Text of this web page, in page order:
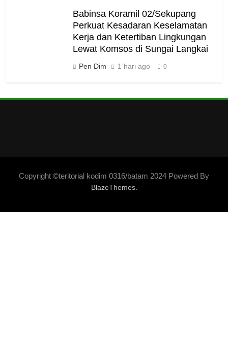
Babinsa Koramil 02/Sekupang
Perkuat Kesadaran Keselamatan
Kerja dan Ketertiban Lingkungan
Lewat Komsos di Sungai Langkai
Pen Dim 1 hari ago 0
Copyright ©teritorial kodim 0316/batam 2024 Powered By
BlazeThemes.